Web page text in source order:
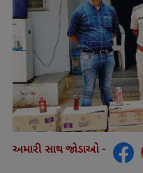
અમારી સાથ જોડાઓ -